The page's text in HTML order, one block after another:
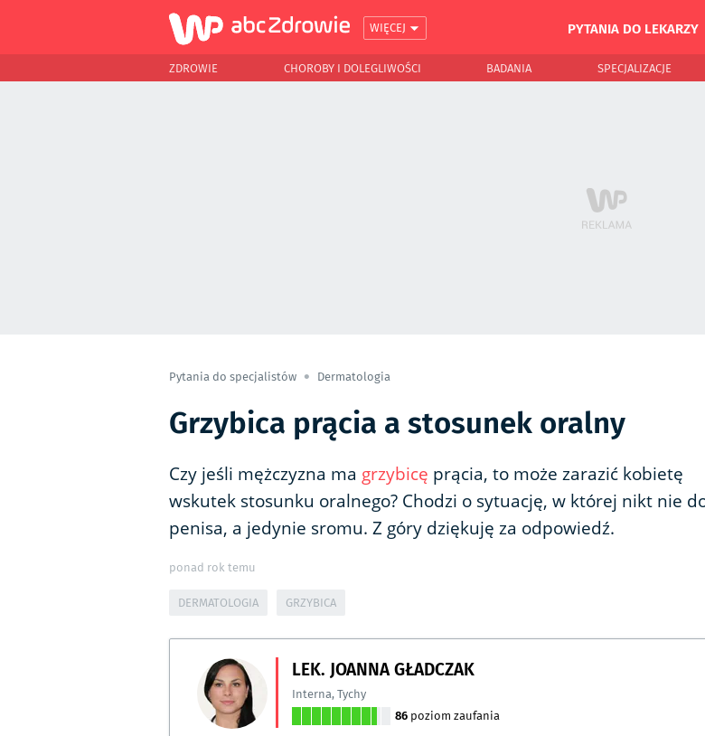
WIĘCEJ PYTANIA DO LEKARZY
ZDROWIE CHOROBY I DOLEGLIWOŚCI BADANIA SPECJALIZACJE
Pytania do specjalistów Dermatologia
Grzybica prącia a stosunek oralny
Czy jeśli mężczyzna ma grzybicę prącia, to może zarazić kobietę
wskutek stosunku oralnego? Chodzi o sytuację, w której nikt nie
penisa, a jedynie sromu. Z góry dziękuję za odpowiedź.
ponad rok temu
DERMATOLOGIA GRZYBICA
LEK. JOANNA GŁADCZAK
Interna,Tychy
86 poziom zaufania